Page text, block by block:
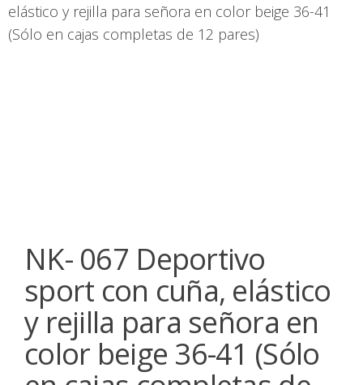
elástico y rejilla para señora en color beige 36-41
(Sólo en cajas completas de 12 pares)
NK- 067 Deportivo
sport con cuña, elástico
y rejilla para señora en
color beige 36-41 (Sólo